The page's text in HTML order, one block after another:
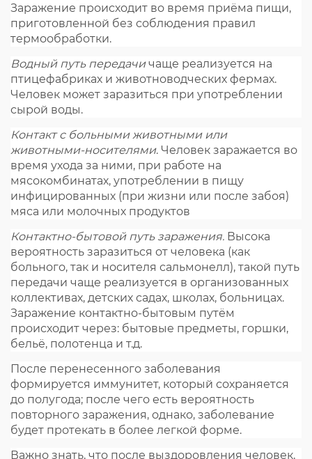
Заражение происходит во время приёма пищи,
приготовленной без соблюдения правил
термообработки.
Водный путь передачичаще реализуется на
птицефабриках и животноводческих фермах.
Человек может заразиться при употреблении
сырой воды.
Контакт с больными животными или
животными-носителями. Человек заражается во
время ухода за ними, при работе на
мясокомбинатах, употреблении в пищу
инфицированных (при жизни или после забоя)
мяса или молочных продуктов
Контактно-бытовой путь заражения. Высока
вероятность заразиться от человека (как
больного, так и носителя сальмонелл), такой путь
передачи чаще реализуется в организованных
коллективах, детских садах, школах, больницах.
Заражение контактно-бытовым путём
происходит через: бытовые предметы, горшки,
бельё, полотенца и т.д.
После перенесенного заболевания
формируется иммунитет, который сохраняется
до полугода; после чего есть вероятность
повторного заражения, однако, заболевание
будет протекать в более легкой форме.
Важно знать, что после выздоровления человек,